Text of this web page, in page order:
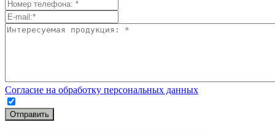
Согласие на обработку персональных данных
Отправить